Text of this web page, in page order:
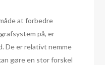
at forbedre
på, er
De er relativt nemme
gøre en stor forskel